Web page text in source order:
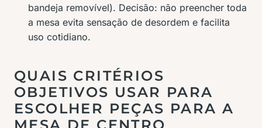
bandeja removível). Decisão: não preencher toda
a mesa evita sensação de desordem e facilita
uso cotidiano.
QUAIS CRITÉRIOS
OBJETIVOS USAR PARA
ESCOLHER PEÇAS PARA A